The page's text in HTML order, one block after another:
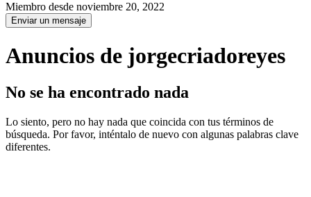
Miembro desde noviembre 20, 2022
Enviar un mensaje
Anuncios de jorgecriadoreyes
No se ha encontrado nada
Lo siento, pero no hay nada que coincida con tus términos de
búsqueda. Por favor, inténtalo de nuevo con algunas palabras clave
diferentes.